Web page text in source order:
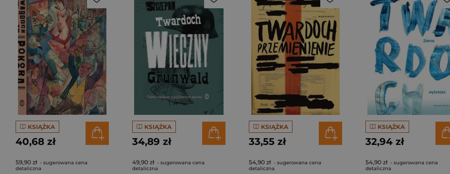
KSIĄŻKA
40,68 zł
59,90 zł - sugerowana cena
detaliczna
KSIĄŻKA
34,89 zł
49,90 zł - sugerowana cena
detaliczna
KSIĄŻKA
33,55 zł
54,90 zł - sugerowana cena
detaliczna
KSIĄŻKA
32,94 zł
54,90 zł - sugerowana cena
detaliczna